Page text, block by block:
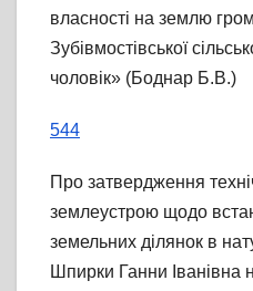
власності на землю
Зубівмостівської
чоловік» (Боднар Б.В.)
544
Про затвердження
землеустрою щодо
земельних ділянок в
Шпирки Ганни Іванівна